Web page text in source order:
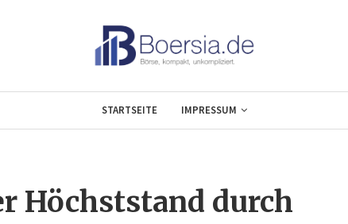
STARTSEITE IMPRESSUM
Höchststand durch